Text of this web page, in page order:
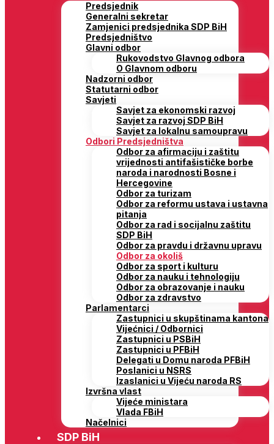
Predsjednik
Generalni sekretar
Zamjenici predsjednika SDP BiH
Predsjedništvo
Glavni odbor
Rukovodstvo Glavnog odbora
O Glavnom odboru
Nadzorni odbor
Statutarni odbor
Savjeti
Savjet za ekonomski razvoj
Savjet za razvoj SDP BiH
Savjet za lokalnu samoupravu
Odbori Predsjedništva
Odbor za afirmaciju i zaštitu
vrijednosti antifašističke borbe
naroda i narodnosti Bosne i
Hercegovine
Odbor za turizam
Odbor za reformu ustava i ustavna
pitanja
Odbor za rad i socijalnu zaštitu
SDP BiH
Odbor za pravdu i državnu upravu
Odbor za okoliš
Odbor za sport i kulturu
Odbor za nauku i tehnologiju
Odbor za obrazovanje i nauku
Odbor za zdravstvo
Parlamentarci
Zastupnici u skupštinama kantona
Vijećnici / Odbornici
Zastupnici u PSBiH
Zastupnici u PFBiH
Delegati u Domu naroda PFBiH
Poslanici u NSRS
Izaslanici u Vijeću naroda RS
Izvršna vlast
Vijeće ministara
Vlada FBiH
Načelnici
SDP BiH